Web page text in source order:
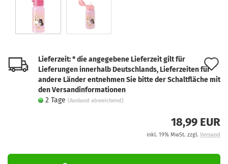
Lieferzeit: * die angegebene Lieferzeit gilt für
Lieferungen innerhalb Deutschlands, Lieferzeiten für
andere Länder entnehmen Sie bitte der Schaltfläche mit
den Versandinformationen
2 Tage (Ausland abweichend)
18,99 EUR
inkl. 19% MwSt. zzgl. Versand